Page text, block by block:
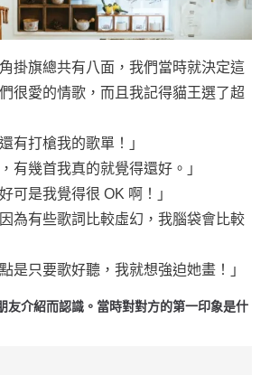
角掛旗總共有八面，我們當時就決定這
很愛的情歌，而且我記得貓王選了超
有打槍我的歌單！」
有幾首我真的就覺得還好。」
可是我覺得很 OK 啊！」
因為有些歌詞比較虛幻，我腦袋會比較
是只要歌好聽，我就想強迫她畫！」
友介紹而認識。當時對對方的第一印象是什